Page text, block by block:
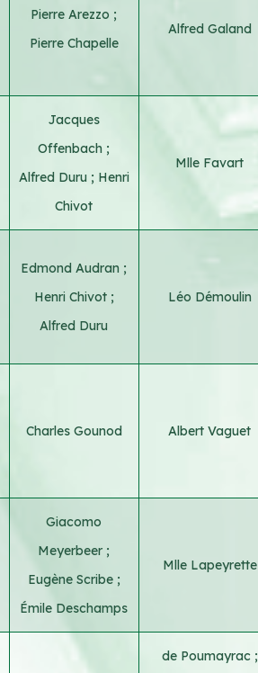
Pierre Arezzo ;
Pierre Chapelle
Alfred Galand
Jacques
Offenbach ;
Alfred Duru ; Henri
Chivot
Mlle Favart
Edmond Audran ;
Henri Chivot ;
Alfred Duru
Léo Démoulin
Charles Gounod Albert Vaguet
Giacomo
Meyerbeer ;
Eugène Scribe ;
Émile Deschamps
Mlle Lapeyrette
de Poumayrac ;